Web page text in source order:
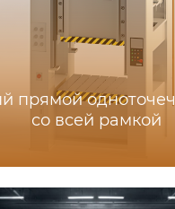
прямой
со всей рамкой